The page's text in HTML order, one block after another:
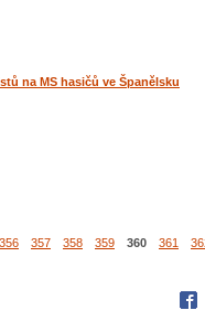
na MS hasičů ve Španělsku
356 357 358 359 360 361